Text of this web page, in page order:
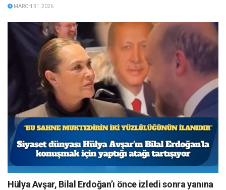
MARCH 31, 2026
Hülya Avşar, Bilal Erdoğan’ı önce izledi sonra yanına